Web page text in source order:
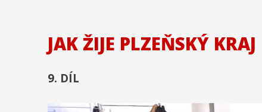
JAK ŽIJE PLZEŇSKÝ KRAJ
9. DÍL